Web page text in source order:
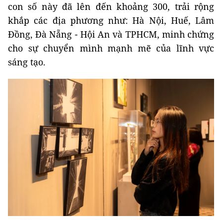
con số này đã lên đến khoảng 300, trải rộng
khắp các địa phương như: Hà Nội, Huế, Lâm
Đồng, Đà Nẵng - Hội An và TPHCM, minh chứng
cho sự chuyển mình mạnh mẽ của lĩnh vực
sáng tạo.